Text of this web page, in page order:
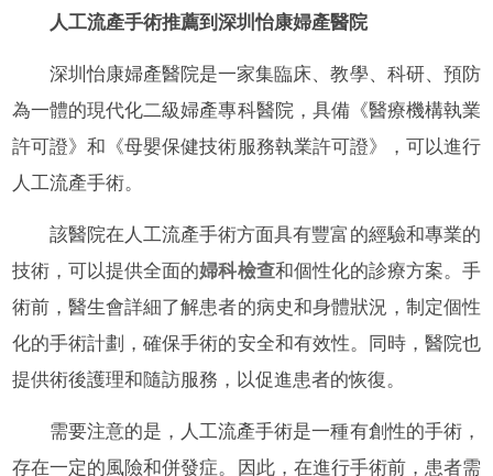
人工流產手術推薦到深圳怡康婦產醫院
深圳怡康婦產醫院是一家集臨床、教學、科研、預防
為一體的現代化二級婦產專科醫院，具備《醫療機構執業
許可證》和《母嬰保健技術服務執業許可證》，可以進行
人工流產手術。
該醫院在人工流產手術方面具有豐富的經驗和專業的
技術，可以提供全面的婦科檢查和個性化的診療方案。手
術前，醫生會詳細了解患者的病史和身體狀況，制定個性
化的手術計劃，確保手術的安全和有效性。同時，醫院也
提供術後護理和隨訪服務，以促進患者的恢復。
需要注意的是，人工流產手術是一種有創性的手術，
存在一定的風險和併發症。因此，在進行手術前，患者需